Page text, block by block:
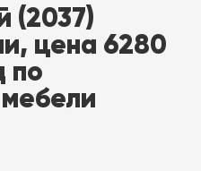
(2037)
цена 6280
по